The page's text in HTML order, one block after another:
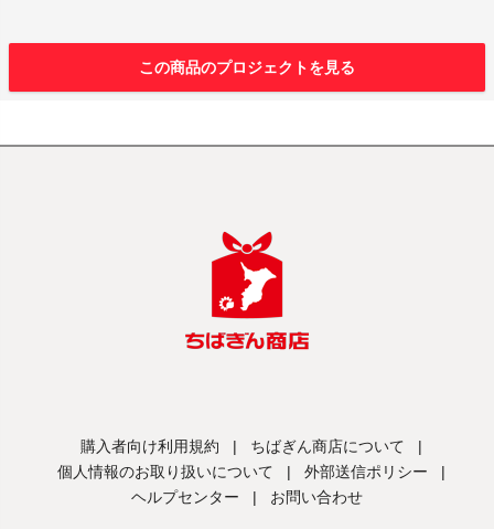
この商品のプロジェクトを見る
購入者向け利用規約 | ちばぎん商店について
|
個人情報のお取り扱いについて
| 外部送信ポリシー
|
ヘルプセンター
| お問い合わせ